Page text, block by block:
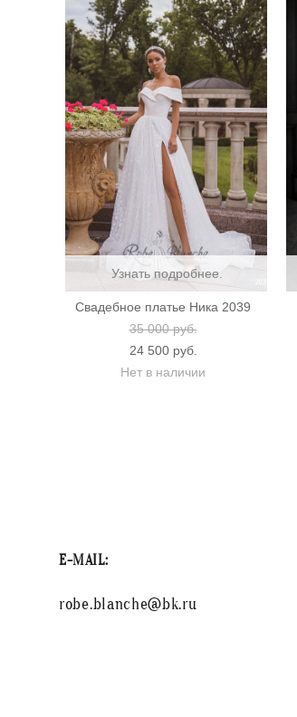
Узнать подробнее.
Свадебное платье Ника 2039
35 000 pуб.
24 500 pуб.
Нет в наличии
E-MAIL:
robe.blanche@bk.ru